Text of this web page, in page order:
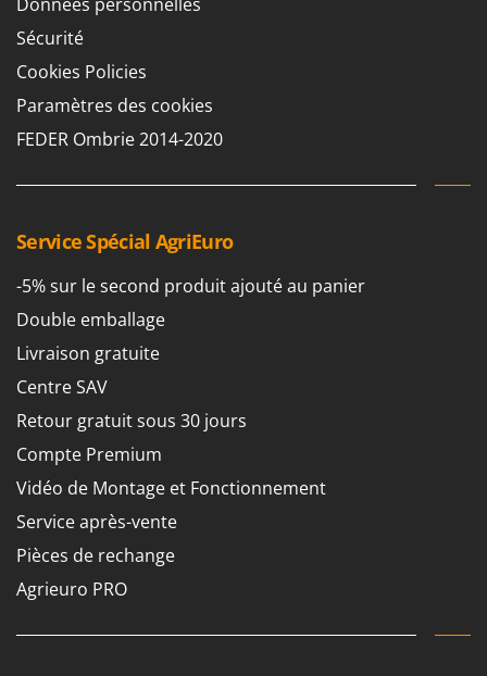
Sécurité
Cookies Policies
Paramètres des cookies
FEDER Ombrie 2014-2020
Service Spécial AgriEuro
-5% sur le second produit ajouté au panier
Double emballage
Livraison gratuite
Centre SAV
Retour gratuit sous 30 jours
Compte Premium
Vidéo de Montage et Fonctionnement
Service après-vente
Pièces de rechange
Agrieuro PRO